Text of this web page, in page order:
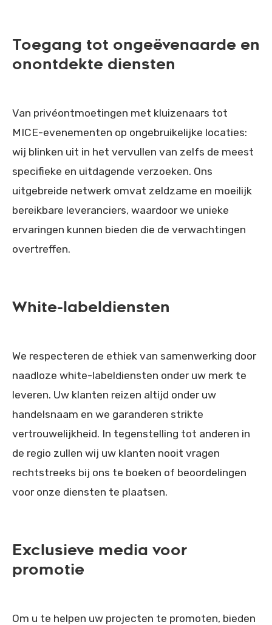
Toegang tot ongeëvenaarde en
onontdekte diensten
Van privéontmoetingen met kluizenaars tot
MICE-evenementen op ongebruikelijke locaties:
wij blinken uit in het vervullen van zelfs de meest
specifieke en uitdagende verzoeken. Ons
uitgebreide netwerk omvat zeldzame en moeilijk
bereikbare leveranciers, waardoor we unieke
ervaringen kunnen bieden die de verwachtingen
overtreffen.
White-labeldiensten
We respecteren de ethiek van samenwerking door
naadloze white-labeldiensten onder uw merk te
leveren. Uw klanten reizen altijd onder uw
handelsnaam en we garanderen strikte
vertrouwelijkheid. In tegenstelling tot anderen in
de regio zullen wij uw klanten nooit vragen
rechtstreeks bij ons te boeken of beoordelingen
voor onze diensten te plaatsen.
Exclusieve media voor
promotie
Om u te helpen uw projecten te promoten, bieden